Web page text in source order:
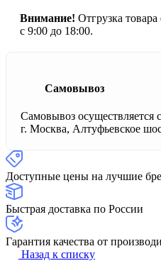
Внимание! Отгрузка
с 9:00 до 18:00.
Самовывоз
Самовывоз осуществляется
г. Москва, Алтуфьевское
Доступные цены на лучшие
Быстрая доставка по России
Гарантия качества от
Назад к списку